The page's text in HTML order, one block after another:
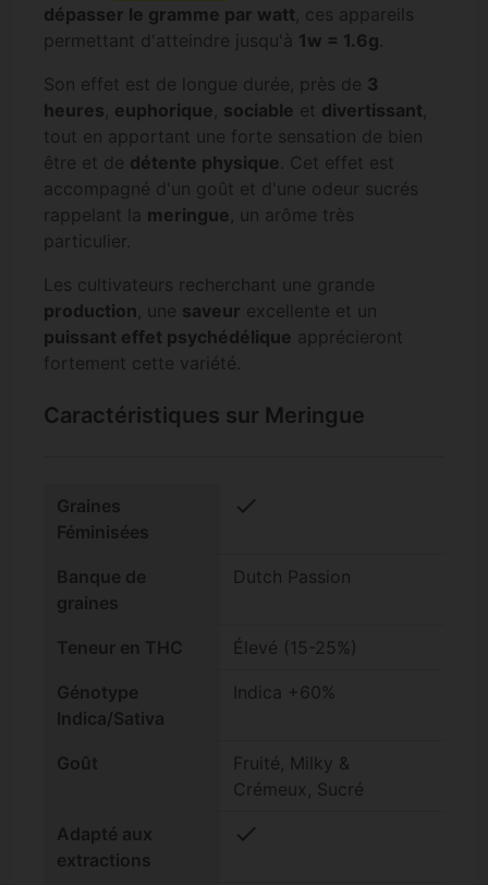
dépasser le gramme par watt, ces appareils
permettant d'atteindre jusqu'à 1w = 1.6g.
Son effet est de longue durée, près de 3
heures, euphorique, sociable et divertissant,
tout en apportant une forte sensation de bien
être et de détente physique. Cet effet est
accompagné d'un goût et d'une odeur sucrés
rappelant la meringue, un arôme très
particulier.
Les cultivateurs recherchant une grande
production, une saveur excellente et un
puissant effet psychédélique apprécieront
fortement cette variété.
Caractéristiques sur Meringue
Graines
Féminisées
check
Banque de
graines
Dutch Passion
Teneur en THC Élevé (15-25%)
Génotype
Indica/Sativa
Indica +60%
Goût
Fruité, Milky &
Crémeux, Sucré
Adapté aux
extractions
check